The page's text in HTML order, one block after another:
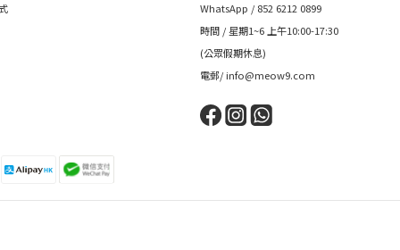
WhatsApp / 852 6212 0899
時間 / 星期1~6 上午10:00-17:30
(公眾假期休息)
電郵/ info@meow9.com